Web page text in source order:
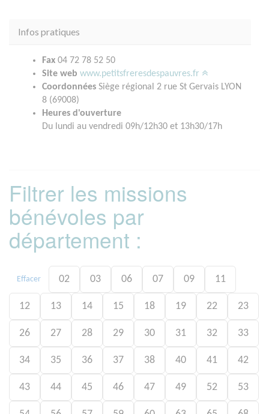
Infos pratiques
Fax 04 72 78 52 50
Site web www.petitsfreresdespauvres.fr
Coordonnées Siège régional 2 rue St Gervais LYON
8 (69008)
Heures d'ouverture
Du lundi au vendredi 09h/12h30 et 13h30/17h
Filtrer les missions
bénévoles par
département :
Effacer 02 03 06 07 09 11
12 13 14 15 18 19 22 23
26 27 28 29 30 31 32 33
34 35 36 37 38 40 41 42
43 44 45 46 47 49 52 53